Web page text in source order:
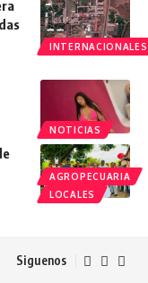
INTERNACIONALES
NOTICIAS
AGROPECUARIA
LOCALES
Siguenos